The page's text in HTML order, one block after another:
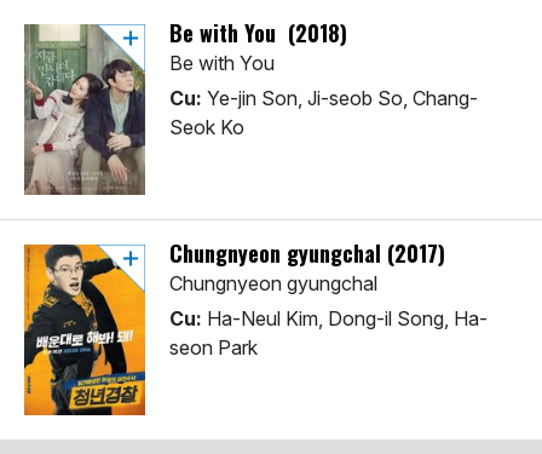
Be with You (2018)
Be with You
Cu: Ye-jin Son, Ji-seob So, Chang-
Seok Ko
Chungnyeon gyungchal (2017)
Chungnyeon gyungchal
Cu: Ha-Neul Kim, Dong-il Song, Ha-
seon Park